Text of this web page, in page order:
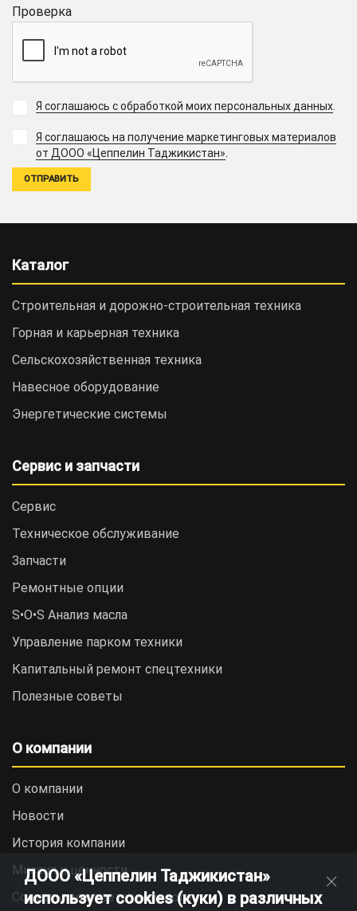
Проверка
Я соглашаюсь с обработкой моих персональных данных.
Я соглашаюсь на получение маркетинговых материалов
от ДООО «Цеппелин Таджикистан».
Каталог
Строительная и дорожно-cтроительная техника
Горная и карьерная техника
Сельскохозяйственная техника
Навесное оборудование
Энергетические системы
Сервис и запчасти
Сервис
Техническое обслуживание
Запчасти
Ремонтные опции
S•O•S Анализ масла
Управление парком техники
Капитальный ремонт спецтехники
Полезные советы
О компании
О компании
Новости
История компании
Миссия и ценности
Социальная ответственность
ДООО «Цеппелин Таджикистан»
использует cookies (куки) в различных